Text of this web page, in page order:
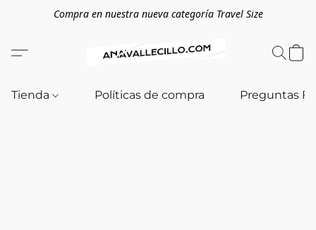
Compra en nuestra nueva categoría Travel Size
Tienda Políticas de compra Preguntas